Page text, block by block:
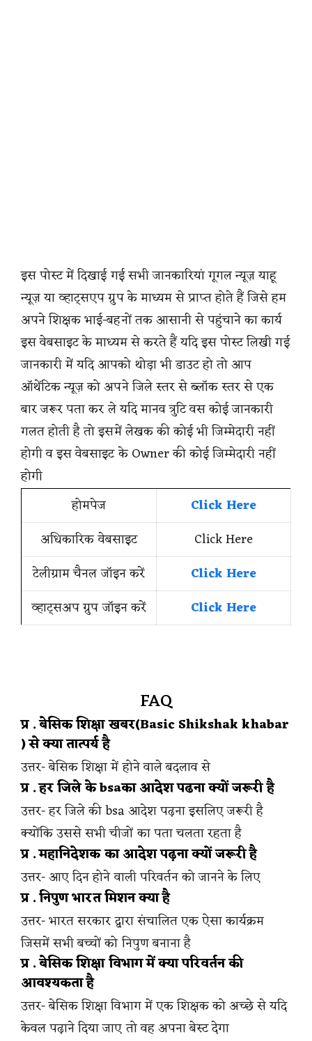
इस पोस्ट में दिखाई गई सभी जानकारियां गूगल न्यूज़ याहू
न्यूज़ या व्हाट्सएप ग्रुप के माध्यम से प्राप्त होते हैं जिसे हम
अपने शिक्षक भाई-बहनों तक आसानी से पहुंचाने का कार्य
इस वेबसाइट के माध्यम से करते हैं यदि इस पोस्ट लिखी गई
जानकारी में यदि आपको थोड़ा भी डाउट हो तो आप
ऑथेंटिक न्यूज़ को अपने जिले स्तर से ब्लॉक स्तर से एक
बार जरूर पता कर ले यदि मानव त्रुटि वस कोई जानकारी
गलत होती है तो इसमें लेखक की कोई भी जिम्मेदारी नहीं
होगी व इस वेबसाइट के Owner की कोई जिम्मेदारी नहीं
होगी
होमपेज
Click Here
अधिकारिक वेबसाइट
Click Here
टेलीग्राम चैनल जॉइन करें
Click Here
व्हाट्सअप ग्रुप जॉइन करें
Click Here
FAQ
प्र . बेसिक शिक्षा खबर(Basic Shikshak khabar
) से क्या तात्पर्य है
उत्तर- बेसिक शिक्षा में होने वाले बदलाव से
प्र . हर जिले के bsaका आदेश पढना क्यों जरूरी है
उत्तर- हर जिले की bsa आदेश पढ़ना इसलिए जरूरी है
क्योंकि उससे सभी चीजों का पता चलता रहता है
प्र . महानिदेशक का आदेश पढ़ना क्यों जरूरी है
उत्तर- आए दिन होने वाली परिवर्तन को जानने के लिए
प्र . निपुण भारत मिशन क्या है
उत्तर- भारत सरकार द्वारा संचालित एक ऐसा कार्यक्रम
जिसमें सभी बच्चों को निपुण बनाना है
प्र . बेसिक शिक्षा विभाग में क्या परिवर्तन की
आवश्यकता है
उत्तर- बेसिक शिक्षा विभाग में एक शिक्षक को अच्छे से यदि
केवल पढ़ाने दिया जाए तो वह अपना बेस्ट देगा